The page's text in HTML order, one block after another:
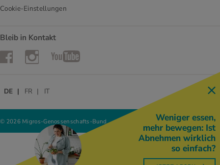
Cookie-Einstellungen
Bleib in Kontakt
FacebookInstagramYouTube
© 2026 Migros-Genossenschafts-Bund
DE FR IT
Weniger essen,
mehr bewegen: Ist
Abnehmen wirklich
so einfach?